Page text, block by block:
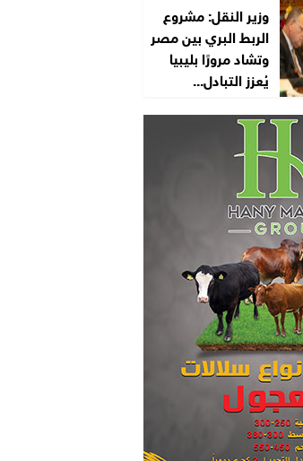
وزير النقل: مشروع
الربط البري بين مصر
وتشاد مرورًا بليبيا
يُعزز التبادل...